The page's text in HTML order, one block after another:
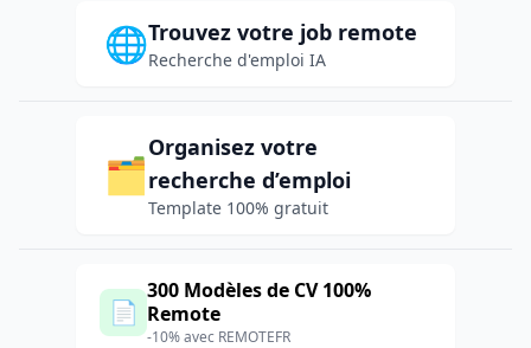
🌐Trouvez votre job remote
Recherche d'emploi IA
🗂️
Organisez votre
recherche d’emploi
Template 100% gratuit
📄
300 Modèles de CV 100%
Remote
-10% avec REMOTEFR